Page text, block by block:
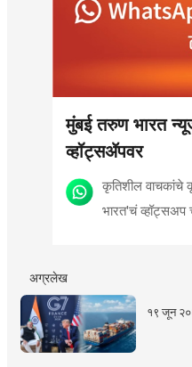
मुंबई तरुण भारत
व्हॉट्सॲपवर
कृतिशील वाचकांचे
भारत'चं
अग्रलेख
१९ जून